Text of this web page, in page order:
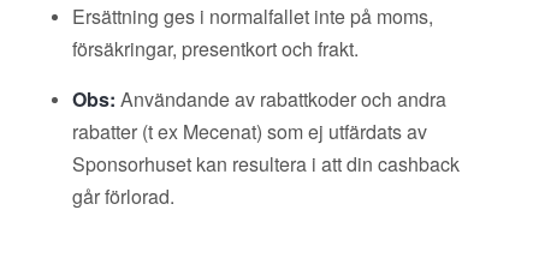
Ersättning ges i normalfallet inte på moms,
försäkringar, presentkort och frakt.
Obs: Användande av rabattkoder och andra
rabatter (t ex Mecenat) som ej utfärdats av
Sponsorhuset kan resultera i att din cashback
går förlorad.